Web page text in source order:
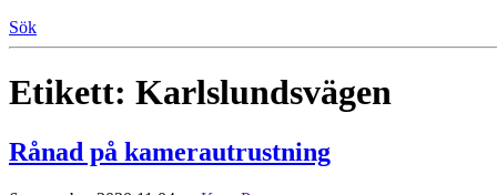
Sök
Etikett: Karlslundsvägen
Rånad på kamerautrustning